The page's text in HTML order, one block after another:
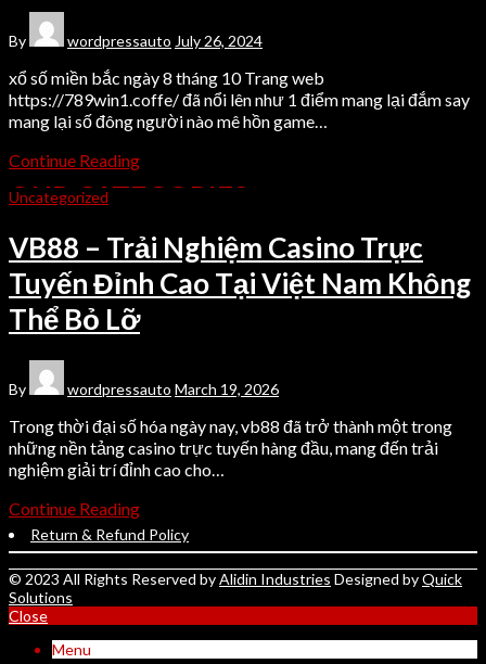
By wordpressauto July 26, 2024
xổ số miền bắc ngày 8 tháng 10 Trang web
https://789win1.coffe/ đã nổi lên như 1 điểm mang lại đắm say
mang lại số đông người nào mê hồn game…
Continue Reading
Uncategorized
VB88 – Trải Nghiệm Casino Trực
Tuyến Đỉnh Cao Tại Việt Nam Không
Thể Bỏ Lỡ
By wordpressauto March 19, 2026
Trong thời đại số hóa ngày nay, vb88 đã trở thành một trong
những nền tảng casino trực tuyến hàng đầu, mang đến trải
nghiệm giải trí đỉnh cao cho…
Continue Reading
Home
About Us
Our Products
Contact Us
OUR CATEGORIES
Sports Wears
Fitness Wears
Casual Wears
USEFULL LINKS
FAQ's
Terms & Conditions
Privacy Policy
Return & Refund Policy
© 2023 All Rights Reserved byAlidin Industries Designed byQuick
Solutions
Close
Menu